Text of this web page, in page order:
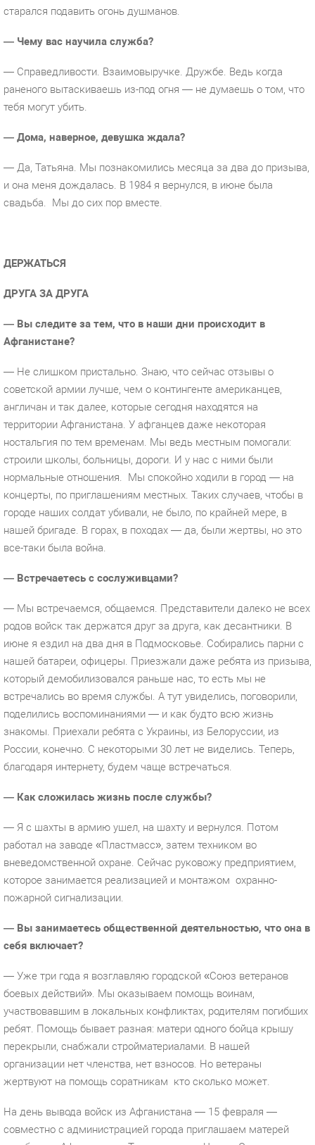
старался подавить огонь душманов.
— Чему вас научила служба?
— Справедливости. Взаимовыручке. Дружбе. Ведь когда
раненого вытаскиваешь из-под огня — не думаешь о том, что
тебя могут убить.
— Дома, наверное, девушка ждала?
— Да, Татьяна. Мы познакомились месяца за два до призыва,
и она меня дождалась. В 1984 я вернулся, в июне была
свадьба. Мы до сих пор вместе.
ДЕРЖАТЬСЯ
ДРУГА ЗА ДРУГА
— Вы следите за тем, что в наши дни происходит в
Афганистане?
— Не слишком пристально. Знаю, что сейчас отзывы о
советской армии лучше, чем о контингенте американцев,
англичан и так далее, которые сегодня находятся на
территории Афганистана. У афганцев даже некоторая
ностальгия по тем временам. Мы ведь местным помогали:
строили школы, больницы, дороги. И у нас с ними были
нормальные отношения. Мы спокойно ходили в город — на
концерты, по приглашениям местных. Таких случаев, чтобы в
городе наших солдат убивали, не было, по крайней мере, в
нашей бригаде. В горах, в походах — да, были жертвы, но это
все-таки была война.
— Встречаетесь с сослуживцами?
— Мы встречаемся, общаемся. Представители далеко не всех
родов войск так держатся друг за друга, как десантники. В
июне я ездил на два дня в Подмосковье. Собирались парни с
нашей батареи, офицеры. Приезжали даже ребята из призыва,
который демобилизовался раньше нас, то есть мы не
встречались во время службы. А тут увиделись, поговорили,
поделились воспоминаниями — и как будто всю жизнь
знакомы. Приехали ребята с Украины, из Белоруссии, из
России, конечно. С некоторыми 30 лет не виделись. Теперь,
благодаря интернету, будем чаще встречаться.
— Как сложилась жизнь после службы?
— Я с шахты в армию ушел, на шахту и вернулся. Потом
работал на заводе «Пластмасс», затем техником во
вневедомственной охране. Сейчас руковожу предприятием,
которое занимается реализацией и монтажом охранно-
пожарной сигнализации.
— Вы занимаетесь общественной деятельностью, что она в
себя включает?
— Уже три года я возглавляю городской «Союз ветеранов
боевых действий». Мы оказываем помощь воинам,
участвовавшим в локальных конфликтах, родителям погибших
ребят. Помощь бывает разная: матери одного бойца крышу
перекрыли, снабжали стройматериалами. В нашей
организации нет членства, нет взносов. Но ветераны
жертвуют на помощь соратникам кто сколько может.
На день вывода войск из Афганистана — 15 февраля —
совместно с администрацией города приглашаем матерей